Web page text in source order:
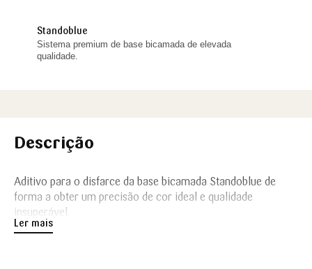
Standoblue
Sistema premium de base bicamada de elevada
qualidade.
Descrição
Aditivo para o disfarce da base bicamada Standoblue de
forma a obter um precisão de cor ideal e qualidade
insuperável.
Ler mais